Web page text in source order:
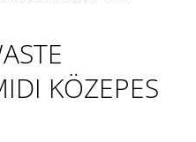
KÖZEPES